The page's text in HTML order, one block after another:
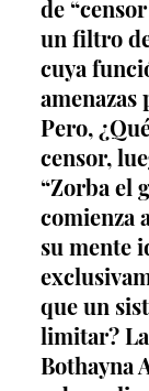
de
un filtro
cuya
Pero,
censor,
“Zorba el
comienza
su mente
que un
limitar?
Bothayna